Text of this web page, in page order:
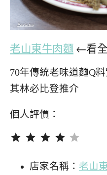
老山東牛肉麵 ←看
70年傳統老味道麵Q
其林必比登推介
個人評價：
店家名稱： 老山